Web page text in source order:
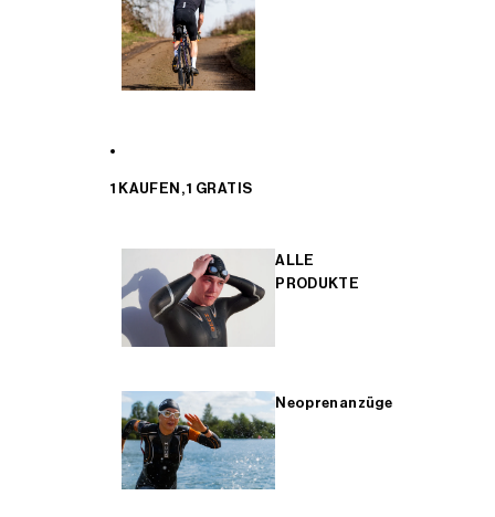
1 KAUFEN, 1 GRATIS
ALLE
PRODUKTE
Neoprenanzüge